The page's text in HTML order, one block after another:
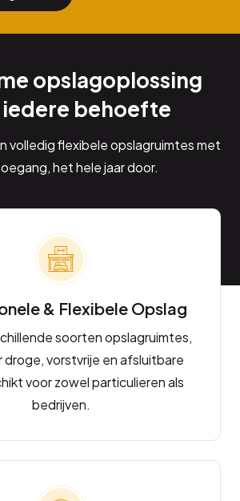
opslagoplossing
behoefte
volledig flexibele opslagruimtes met
het hele jaar door.
& Flexibele Opslag
soorten opslagruimtes,
droge, vorstvrije en afsluitbare
voor zowel particulieren als
bedrijven.